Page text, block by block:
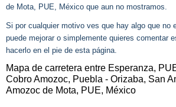
de Mota, PUE, México que aun no mostramos.
Si por cualquier motivo ves que hay algo que no
puede mejorar o simplemente quieres comentar
hacerlo en el pie de esta página.
Mapa de carretera entre Esperanza,
Cobro Amozoc, Puebla - Orizaba, San
Amozoc de Mota, PUE, México